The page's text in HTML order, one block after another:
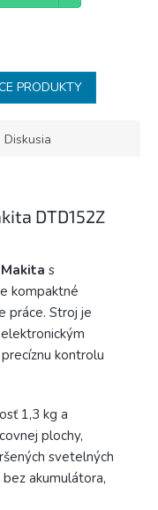
PRODUKTY
Diskusia
DTD152Z
Makita s
kompaktné
práce. Stroj je
kontrolu
1,3 kg a
plochy,
svetelných
akumulátora,